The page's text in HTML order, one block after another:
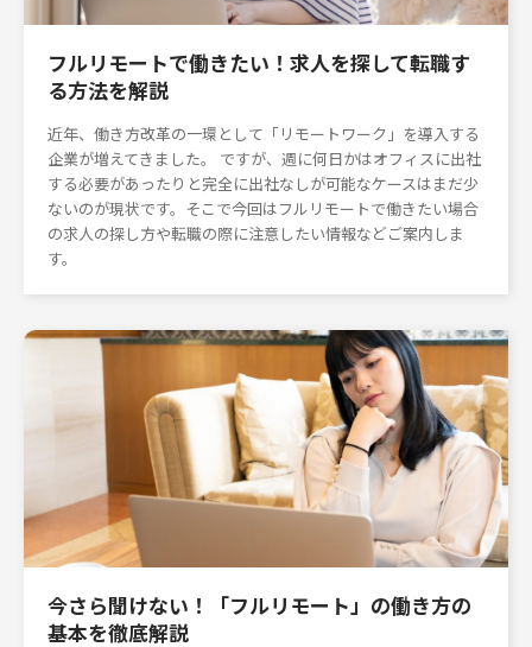
フルリモートで働きたい！求人を探して転職す
る方法を解説
近年、働き方改革の一環として「リモートワーク」を導入する
企業が増えてきました。 ですが、週に何日かはオフィスに出社
する必要があったりと完全に出社なしが可能なケースはまだ少
ないのが現状です。そこで今回はフルリモートで働きたい場合
の求人の探し方や転職の際に注意したい情報などご案内しま
す。
今さら聞けない！「フルリモート」の働き方の
基本を徹底解説